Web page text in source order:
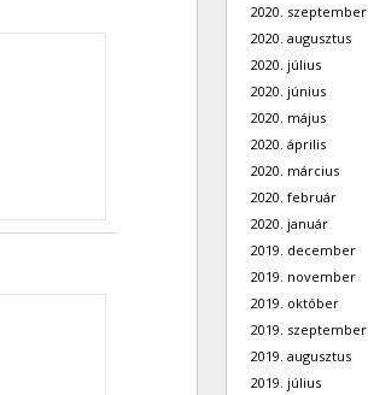
2020. szeptember
2020. augusztus
2020. július
2020. június
2020. május
2020. április
2020. március
2020. február
2020. január
2019. december
2019. november
2019. október
2019. szeptember
2019. augusztus
2019. július